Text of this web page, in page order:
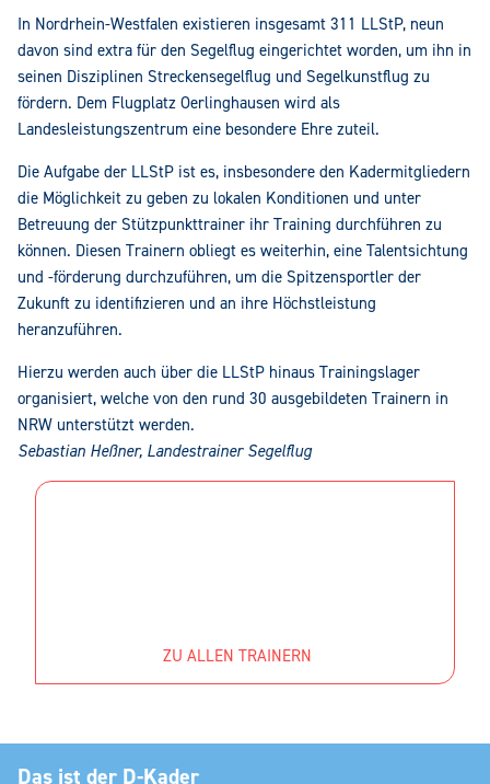
In Nordrhein-Westfalen existieren insgesamt 311 LLStP, neun
davon sind extra für den Segelflug eingerichtet worden, um ihn in
seinen Disziplinen Streckensegelflug und Segelkunstflug zu
fördern. Dem Flugplatz Oerlinghausen wird als
Landesleistungszentrum eine besondere Ehre zuteil.
Die Aufgabe der LLStP ist es, insbesondere den Kadermitgliedern
die Möglichkeit zu geben zu lokalen Konditionen und unter
Betreuung der Stützpunkttrainer ihr Training durchführen zu
können. Diesen Trainern obliegt es weiterhin, eine Talentsichtung
und -förderung durchzuführen, um die Spitzensportler der
Zukunft zu identifizieren und an ihre Höchstleistung
heranzuführen.
Hierzu werden auch über die LLStP hinaus Trainingslager
organisiert, welche von den rund 30 ausgebildeten Trainern in
NRW unterstützt werden.
Sebastian Heßner, Landestrainer Segelflug
ZU ALLEN TRAINERN
Das ist der D-Kader